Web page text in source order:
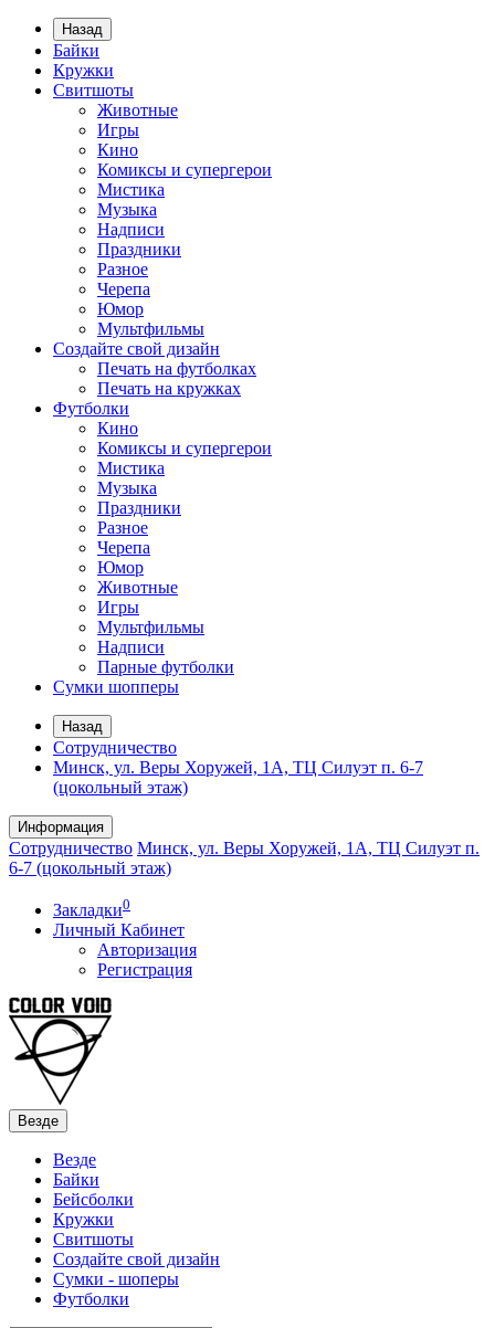
Назад
Байки
Кружки
Свитшоты
Животные
Игры
Кино
Комиксы и супергерои
Мистика
Музыка
Надписи
Праздники
Разное
Черепа
Юмор
Мультфильмы
Создайте свой дизайн
Печать на футболках
Печать на кружках
Футболки
Кино
Комиксы и супергерои
Мистика
Музыка
Праздники
Разное
Черепа
Юмор
Животные
Игры
Мультфильмы
Надписи
Парные футболки
Сумки шопперы
Назад
Сотрудничество
Минск, ул. Веры Хоружей, 1А, ТЦ Силуэт п. 6-7
(цокольный этаж)
Информация
Сотрудничество Минск, ул. Веры Хоружей, 1А, ТЦ Силуэт п.
6-7 (цокольный этаж)
Закладки0
Личный Кабинет
Авторизация
Регистрация
Везде
Везде
Байки
Бейсболки
Кружки
Свитшоты
Создайте свой дизайн
Сумки - шоперы
Футболки